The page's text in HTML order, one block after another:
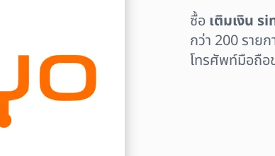
ซื้อ เติมเงิน
กว่า 200 ราย
โทรศัพท์มือถื